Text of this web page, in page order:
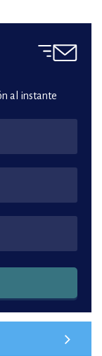
al instante